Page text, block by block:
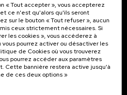
Intéressant...
Activités précédentes
« Tout accepter », vous accepterez
ce n'est qu'alors qu'ils seront
sur le bouton « Tout refuser », aucun
ceux strictement nécessaires. Si
les cookies », vous accéderez à
pourrez activer ou désactiver les
de Cookies où vous trouverez
pourrez accéder aux paramètres
Cette bannière restera active jusqu'à
de ces deux options »